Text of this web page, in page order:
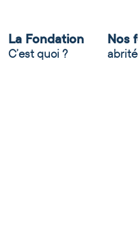
La Fondation
C’est quoi ?
Nos